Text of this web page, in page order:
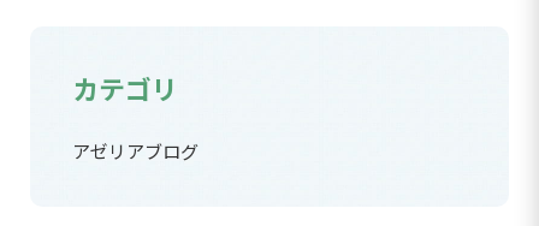
カテゴリ
アゼリアブログ